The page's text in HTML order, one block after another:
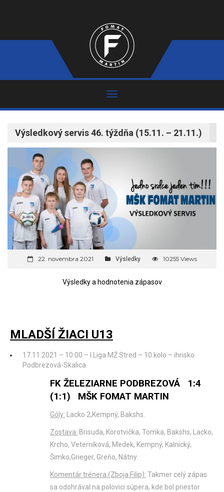
Výsledkový servis 46. týždňa (15.11. – 21.11.)
22. novembra 2021 Výsledky 10255 Views
Výsledky a hodnotenia zápasov
MLADŠÍ ŽIACI U13
17.11.2021 – 10:00 – I.Liga MŽ Stred – 10.kolo – ihrisko
Podbrezová-Skalica.
FK ŽELEZIARNE PODBREZOVÁ 1:4
(1:1) MŠK FOMAT MARTIN
Góly: Lacko 2,Kempný, Bakshs.
Zostava: Brisuda, Korotvička, Tomka, Bakshs, Lacko,
Krcho, Veterníková, Medek, Kempný, Kalnický,
Šimko,Grieger, Greňo, Nátny.
Komentár trénera (Zboja Filip): Takmer celý zápas
sa odohrával na polovici súpera, kde bol priestor